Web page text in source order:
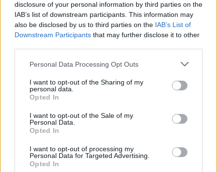
disclosure of your personal information by third parties on the
IAB’s list of downstream participants. This information may
also be disclosed by us to third parties on the IAB’s List of
Downstream Participants that may further disclose it to other
Please note that this website/app uses one or more Google
not limited to your visit or usage behaviour. You may click to
grant or deny consent to Google and its third-party tags to
use your data for below specified purposes in below Google
consent section.
Personal Data Processing Opt Outs
I want to opt-out of the Sharing of my
personal data.
Opted In
I want to opt-out of the Sale of my
Personal Data.
Opted In
I want to opt-out of processing my
Personal Data for Targeted Advertising.
Opted In
Sigue leyendo
GATOS